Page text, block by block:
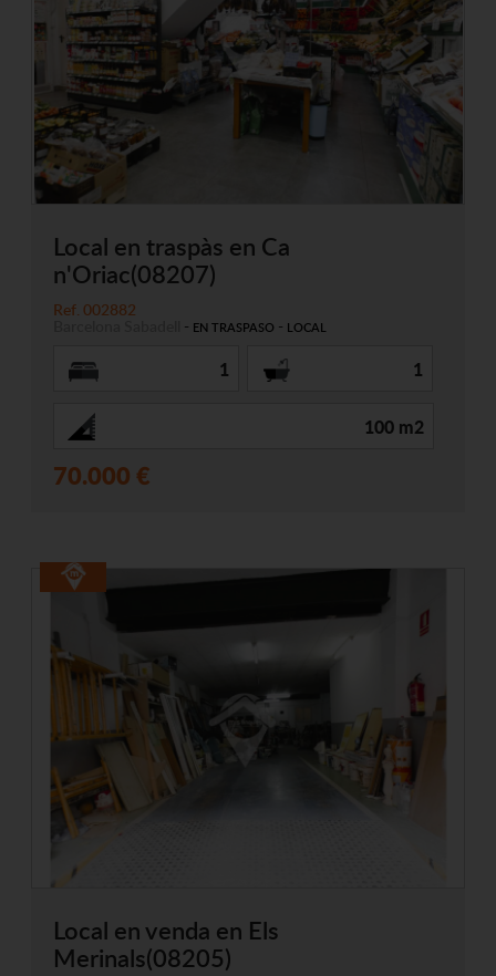
Local en traspàs en Ca
n'Oriac(08207)
Ref. 002882
- EN TRASPASO - LOCAL
1 1
100 m2
70.000 €
Local en venda en Els
Merinals(08205)